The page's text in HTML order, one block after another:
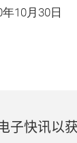
10月30日
子快讯以